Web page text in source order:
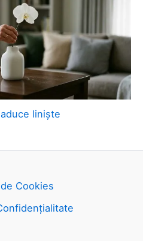
liniște
Cookies